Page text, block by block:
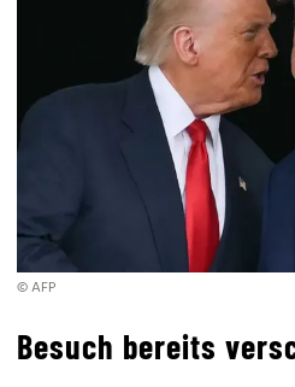
© AFP
Besuch bereits